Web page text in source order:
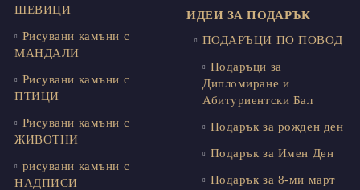
ШЕВИЦИ
Рисувани камъни с
МАНДАЛИ
Рисувани камъни с
ПТИЦИ
Рисувани камъни с
ЖИВОТНИ
рисувани камъни с
НАДПИСИ
ИДЕИ ЗА ПОДАРЪК
ПОДАРЪЦИ ПО ПОВОД
Подаръци за
Дипломиране и
Абитуриентски Бал
Подарък за рожден ден
Подарък за Имен Ден
Подарък за 8-ми март